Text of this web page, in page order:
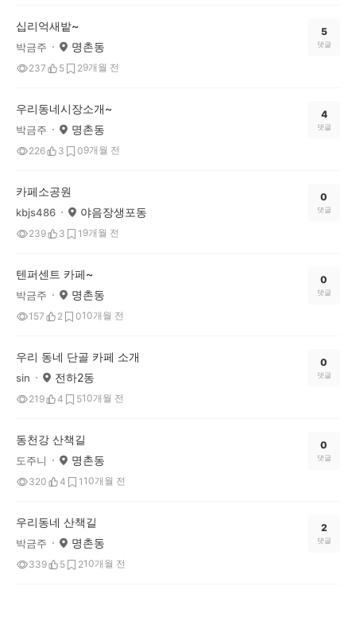
십리억새밭~
박금주 명촌동
237 5 29개월 전
5
댓글
우리동네시장소개~
박금주 명촌동
226 3 09개월 전
4
댓글
카페소공원
kbjs486 야음장생포동
239 3 1 9개월 전
0
댓글
텐퍼센트 카페~
박금주 명촌동
157 2 010개월 전
0
댓글
우리 동네 단골 카페 소개
sin 전하2동
219 4 510개월 전
0
댓글
동천강 산책길
도주니 명촌동
320 4 1 10개월 전
0
댓글
우리동네 산책길
박금주 명촌동
339 5 210개월 전
2
댓글